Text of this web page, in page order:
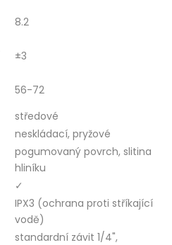
8.2
±3
56-72
středové
neskládací, pryžové
pogumovaný povrch, slitina
hliníku
✓
IPX3 (ochrana proti stříkající
vodě)
standardní závit 1/4",